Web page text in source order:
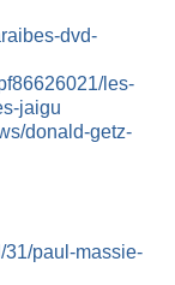
dvd-
les-
jaigu
donald-getz-
31/paul-massie-